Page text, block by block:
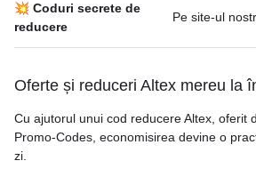
💥 Coduri secrete de
reducere
Pe site-ul
Oferte și reduceri Altex mereu la
Cu ajutorul unui cod reducere Altex, oferit
Promo-Codes, economisirea devine o
zi.